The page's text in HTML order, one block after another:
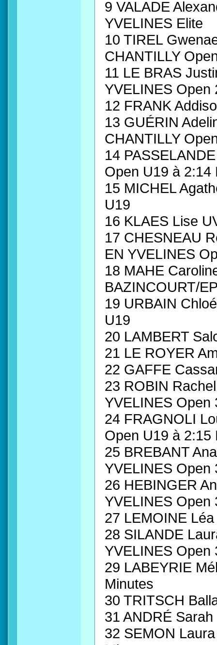
9 VALADE
YVELINES Elite
10 TIREL
CHANTILLY
11 LE BRAS
YVELINES Open
12 FRANK
13 GUÉRIN
CHANTILLY
14
Open U19 à 2:14
15 MICHEL
U19
16 KLAES Lise
17 CHESNEAU
EN YVELINES
18 MAHE
BAZINCOURT/
19 URBAIN
U19
20 LAMBERT
21 LE ROYER
22 GAFFE
23 ROBIN
YVELINES Open
24 FRAGNOLI
Open U19 à 2:15
25 BREBANT
YVELINES Open
26 HEBINGER
YVELINES Open
27 LEMOINE
28 SILANDE
YVELINES Open
29 LABEYRIE
Minutes
30 TRITSCH
31 ANDRÉ
32 SEMON